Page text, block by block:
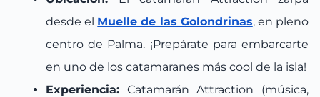
desde el Muelle de las Golondrinas, en pleno
centro de Palma. ¡Prepárate para embarcarte
en uno de los catamaranes más cool de la isla!
Experiencia: Catamarán Attraction (música,